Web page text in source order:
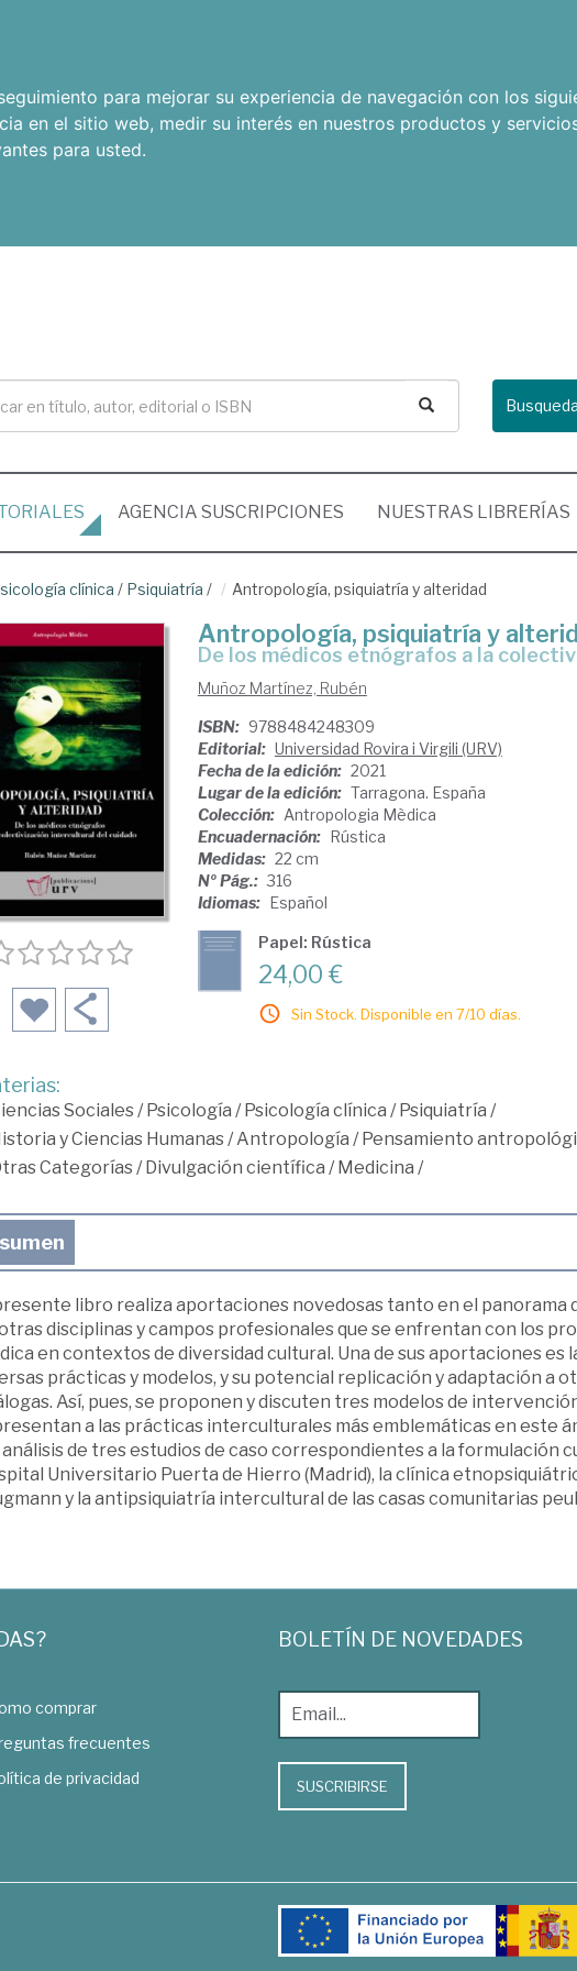
para mejorar su experiencia de navegación con los
en el sitio web, medir su interés en nuestros productos y
para usted.
AGENCIA SUSCRIPCIONES NUESTRAS LIBRERÍAS
clínica / Psiquiatría / Antropología, psiquiatría y alteridad
Antropología, psiquiatría y
de los médicos etnógrafos a la
Muñoz Martínez, Rubén
ISBN: 9788484248309
Editorial: Universidad Rovira i Virgili (URV)
Fecha de la edición: 2021
Lugar de la edición: Tarragona. España
Colección: Antropologia Mèdica
Encuadernación: Rústica
Medidas: 22 cm
Nº Pág.: 316
Idiomas: Español
Papel: Rústica
24,00 €
Sin Stock. Disponible en 7/10 días.
Sociales/Psicología /Psicología clínica /Psiquiatría /
y Ciencias Humanas/Antropología /Pensamiento
Categorías/Divulgación científica /Medicina /
libro realiza aportaciones novedosas tanto en el panorama
disciplinas y campos profesionales que se enfrentan con los
en contextos de diversidad cultural. Una de sus aportaciones es
prácticas y modelos, y su potencial replicación y adaptación a
Así, pues, se proponen y discuten tres modelos de
a las prácticas interculturales más emblemáticas en este
de tres estudios de caso correspondientes a la formulación
Universitario Puerta de Hierro (Madrid), la clínica
y la antipsiquiatría intercultural de las casas comunitarias peul
comprar
frecuentes
de privacidad
BOLETÍN DE NOVEDADES
SUSCRIBIRSE